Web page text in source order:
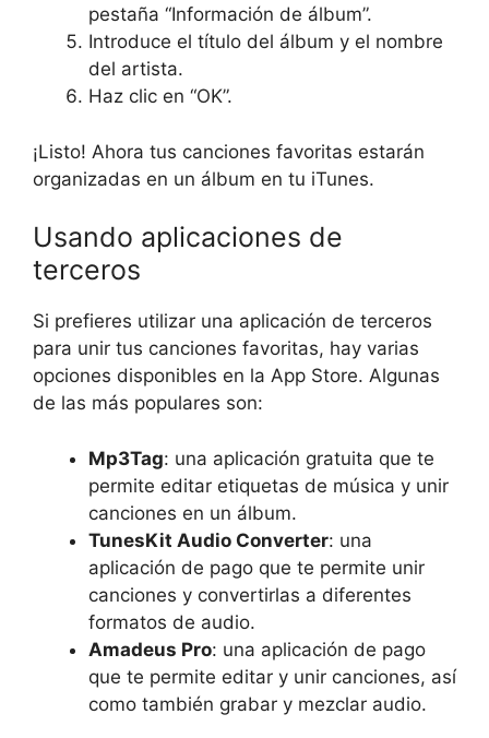
pestaña “Información de álbum”.
Introduce el título del álbum y el nombre
del artista.
Haz clic en “OK”.
¡Listo! Ahora tus canciones favoritas estarán
organizadas en un álbum en tu iTunes.
Usando aplicaciones de
terceros
Si prefieres utilizar una aplicación de terceros
para unir tus canciones favoritas, hay varias
opciones disponibles en la App Store. Algunas
de las más populares son:
Mp3Tag: una aplicación gratuita que te
permite editar etiquetas de música y unir
canciones en un álbum.
TunesKit Audio Converter: una
aplicación de pago que te permite unir
canciones y convertirlas a diferentes
formatos de audio.
Amadeus Pro: una aplicación de pago
que te permite editar y unir canciones, así
como también grabar y mezclar audio.